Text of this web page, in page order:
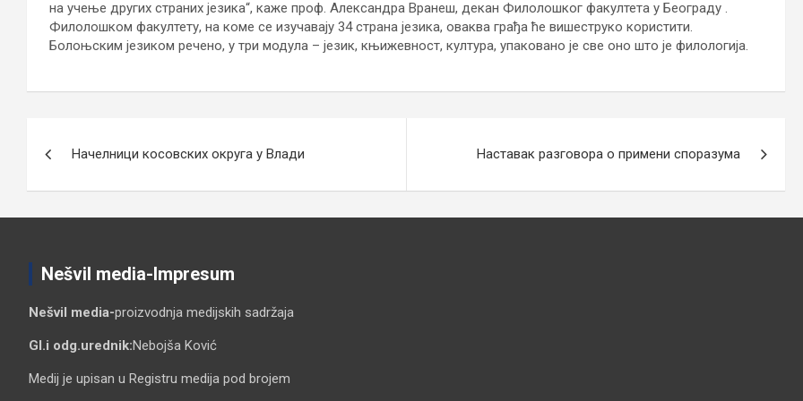
на учење других страних језика“, каже проф. Александра Вранеш, декан Филолошког факултета у Београду .
Филолошком факултету, на коме се изучавају 34 страна језика, оваква грађа ће вишеструко користити.
Болоњским језиком речено, у три модула – језик, књижевност, култура, упаковано је све оно што је филологија.
Начелници косовских округа у Влади Наставак разговора о примени споразума
Nešvil media-Impresum
Nešvil media-proizvodnja medijskih sadržaja
Gl.i odg.urednik:Nebojša Ković
Medij je upisan u Registru medija pod brojem